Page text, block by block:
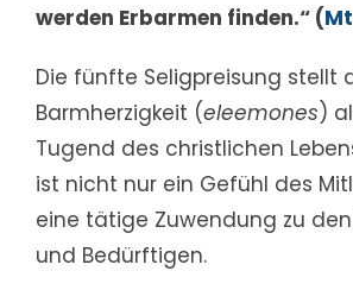
werden Erbarmen finden.“ (
Die fünfte Seligpreisung stellt
Barmherzigkeit (eleemones)
Tugend des christlichen
ist nicht nur ein Gefühl des
eine tätige Zuwendung zu
und Bedürftigen.